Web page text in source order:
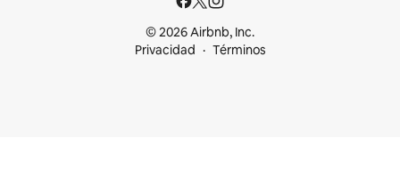
© 2026 Airbnb, Inc.
Privacidad
Términos